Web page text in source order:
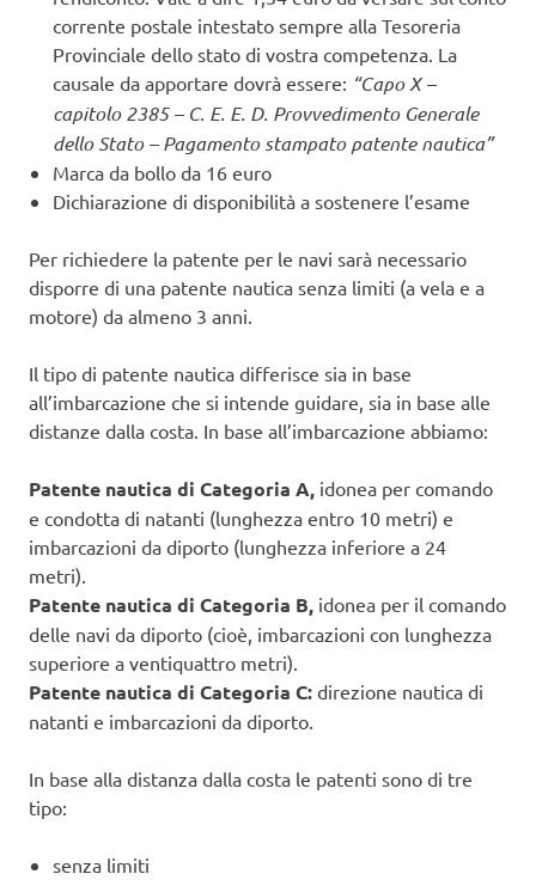
corrente postale intestato sempre alla Tesoreria
Provinciale dello stato di vostra competenza. La
causale da apportare dovrà essere: “Capo X –
capitolo 2385 – C. E. E. D. Provvedimento Generale
dello Stato – Pagamento stampato patente nautica”
Marca da bollo da 16 euro
Dichiarazione di disponibilità a sostenere l’esame
Per richiedere la patente per le navi sarà necessario
disporre di una patente nautica senza limiti (a vela e a
motore) da almeno 3 anni.
Il tipo di patente nautica differisce sia in base
all’imbarcazione che si intende guidare, sia in base alle
distanze dalla costa. In base all’imbarcazione abbiamo:
Patente nautica di Categoria A, idonea per comando
e condotta di natanti (lunghezza entro 10 metri) e
imbarcazioni da diporto (lunghezza inferiore a 24
metri).
Patente nautica di Categoria B, idonea per il comando
delle navi da diporto (cioè, imbarcazioni con lunghezza
superiore a ventiquattro metri).
Patente nautica di Categoria C: direzione nautica di
natanti e imbarcazioni da diporto.
In base alla distanza dalla costa le patenti sono di tre
tipo:
senza limiti